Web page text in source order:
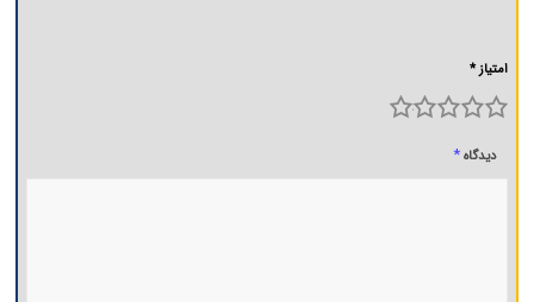
امتیاز *
4 3 2 1
دیدگاه*